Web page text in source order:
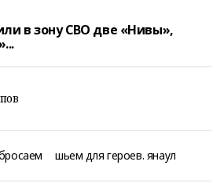
в зону СВО две «Нивы»,
шьем для героев. янаул